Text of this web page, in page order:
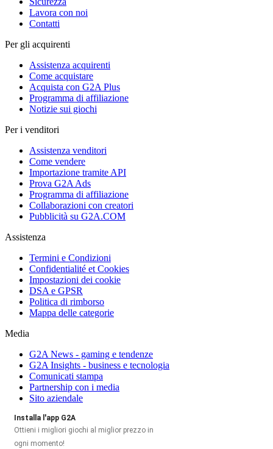
Lavora con noi
Contatti
Per gli acquirenti
Assistenza acquirenti
Come acquistare
Acquista con G2A Plus
Programma di affiliazione
Notizie sui giochi
Per i venditori
Assistenza venditori
Come vendere
Importazione tramite API
Prova G2A Ads
Programma di affiliazione
Collaborazioni con creatori
Pubblicità su G2A.COM
Assistenza
Termini e Condizioni
Confidentialité et Cookies
Impostazioni dei cookie
DSA e GPSR
Politica di rimborso
Mappa delle categorie
Media
G2A News - gaming e tendenze
G2A Insights - business e tecnologia
Comunicati stampa
Partnership con i media
Sito aziendale
Installa l'app G2A
Ottieni i migliori giochi al miglior prezzo in
ogni momento!